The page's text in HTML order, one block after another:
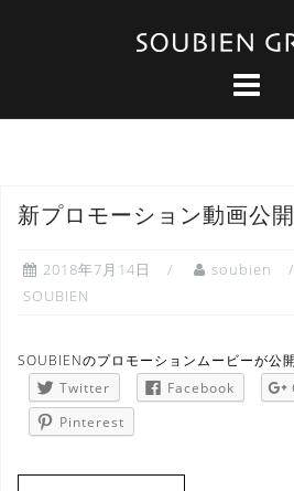
新プロモーション動画公
2018年7月14日 soubien
SOUBIEN
SOUBIENのプロモーションムービーが公
Twitter
Facebook
Pinterest